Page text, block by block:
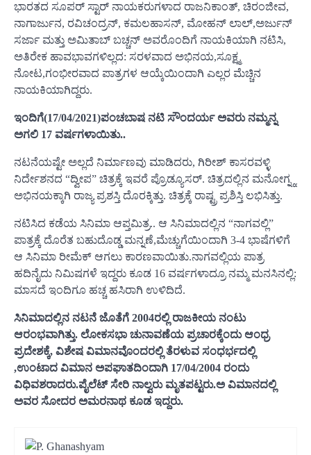
ಭಾರತದ ಸೂಪರ್ ಸ್ಟಾರ್ ನಾಯಕರುಗಳಾದ ರಾಜನಿಕಾಂತ್, ಚಿರಂಜೀವ,
ನಾಗಾರ್ಜುನ, ರವಿಚಂದ್ರನ್, ಕಮಲಹಾಸನ್, ಮೋಹನ್ ಲಾಲ್,ಅರ್ಜುನ್
ಸರ್ಜಾ ಮತ್ತು ಅಮಿತಾಬ್ ಬಚ್ಚನ್ ಅವರೊಂದಿಗೆ ನಾಯಕಿಯಾಗಿ ನಟಿಸಿ,
ಅತಿರೇಕ ಹಾವಭಾವಗಳಿಲ್ಲದ: ಸರಳವಾದ ಅಭಿನಯ,ಸೂಕ್ಷ್ಮ
ನೋಟ,ಗಂಭೀರವಾದ ಪಾತ್ರಗಳ ಆಯ್ಕೆಯಿಂದಾಗಿ ಎಲ್ಲರ ಮೆಚ್ಚಿನ
ನಾಯಕಿಯಾಗಿದ್ದರು.
ಇಂದಿಗೆ(17/04/2021)ಪಂಚಬಾಷ ನಟಿ ಸೌಂದರ್ಯ ಅವರು ನಮ್ಮನ್ನ
ಅಗಲಿ 17 ವರ್ಷಗಳಾಯಿತು..
ನಟನೆಯಷ್ಟೇ ಅಲ್ಲದೆ ನಿರ್ಮಾಣವು ಮಾಡಿದರು, ಗಿರೀಶ್ ಕಾಸರವಳ್ಳಿ
ನಿರ್ದೇಶನದ “ದ್ವೀಪ” ಚಿತ್ರಕ್ಕೆ ಇವರೆ ಪ್ರೊಡ್ಯೂಸರ್. ಚಿತ್ರದಲ್ಲಿನ ಮನೋಗ್ನ್ಹ
ಅಭಿನಯಕ್ಕಾಗಿ ರಾಜ್ಯ ಪ್ರಶಸ್ತಿ ದೊರಕ್ಕಿತ್ತು. ಚಿತ್ರಕ್ಕೆ ರಾಷ್ಟ್ರ ಪ್ರಶಿಸ್ತಿ ಲಭಿಸಿತ್ತು.
ನಟಿಸಿದ ಕಡೆಯ ಸಿನಿಮಾ ಆಪ್ತಮಿತ್ರ.. ಆ ಸಿನಿಮಾದಲ್ಲಿನ “ನಾಗವಲ್ಲಿ”
ಪಾತ್ರಕ್ಕೆ ದೊರೆತ ಬಹುದೊಡ್ಡ ಮನ್ನಣೆ,ಮೆಚ್ಚುಗೆಯಿಂದಾಗಿ 3-4 ಭಾಷೆಗಳಿಗೆ
ಆ ಸಿನಿಮಾ ರೀಮೆಕ್ ಆಗಲು ಕಾರಣವಾಯಿತು.ನಾಗವಲ್ಲಿಯ ಪಾತ್ರ
ಹದಿನೈದು ನಿಮಿಷಗಳೆ ಇದ್ದರು ಕೂಡ 16 ವರ್ಷಗಳಾದ್ರೂ ನಮ್ಮ ಮನಸಿನಲ್ಲಿ:
ಮಾಸದೆ ಇಂದಿಗೂ ಹಚ್ಚ ಹಸಿರಾಗಿ ಉಳಿದಿದೆ.
ಸಿನಿಮಾದಲ್ಲಿನ ನಟನೆ ಜೊತೆಗೆ 2004ರಲ್ಲಿ ರಾಜಕೀಯ ನಂಟು
ಆರಂಭವಾಗಿತ್ತು. ಲೋಕಸಭಾ ಚುನಾವಣೆಯ ಪ್ರಚಾರಕ್ಕೆಂದು ಆಂಧ್ರ
ಪ್ರದೇಶಕ್ಕೆ, ವಿಶೇಷ ವಿಮಾನವೊಂದರಲ್ಲಿ ತೆರಳುವ ಸಂಧರ್ಭದಲ್ಲಿ
,ಉಂಟಾದ ವಿಮಾನ ಅಪಘಾತದಿಂದಾಗಿ 17/04/2004 ರಂದು
ವಿಧಿವಶರಾದರು.ಪೈಲೆಟ್ ಸೇರಿ ನಾಲ್ವರು ಮೃತಪಟ್ಟರು.ಅ ವಿಮಾನದಲ್ಲಿ
ಅವರ ಸೋದರ ಅಮರನಾಥ ಕೂಡ ಇದ್ದರು.